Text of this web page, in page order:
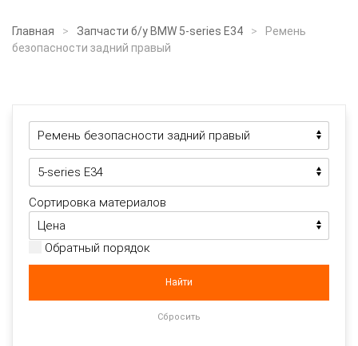
Главная Запчасти б/у BMW 5-series E34
Ремень
безопасности задний правый
Сортировка материалов
Обратный порядок